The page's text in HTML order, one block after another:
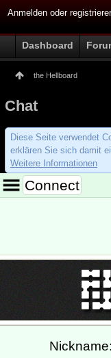
Anmelden oder
Dashboard
the Hellboard
Chat
Diese Seite verwendet
erklären Sie sich damit
Weitere Informationen